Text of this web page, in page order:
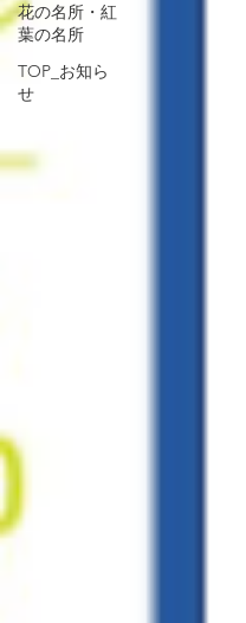
花の名所・紅
葉の名所
TOP_お知ら
せ